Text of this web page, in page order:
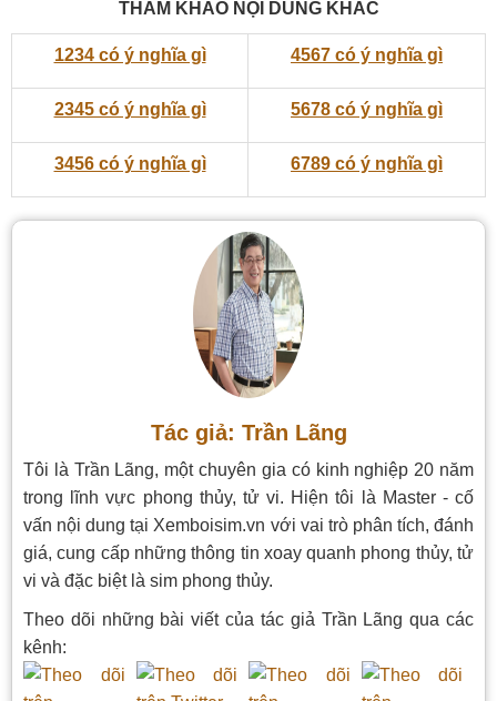
THAM KHẢO NỘI DUNG KHÁC
1234 có ý nghĩa gì 4567 có ý nghĩa gì
2345 có ý nghĩa gì 5678 có ý nghĩa gì
3456 có ý nghĩa gì 6789 có ý nghĩa gì
Tác giả: Trần Lãng
Tôi là Trần Lãng, một chuyên gia có kinh nghiệp 20 năm
trong lĩnh vực phong thủy, tử vi. Hiện tôi là Master - cố
vấn nội dung tại Xemboisim.vn với vai trò phân tích, đánh
giá, cung cấp những thông tin xoay quanh phong thủy, tử
vi và đặc biệt là sim phong thủy.
Theo dõi những bài viết của tác giả Trần Lãng qua các
kênh: